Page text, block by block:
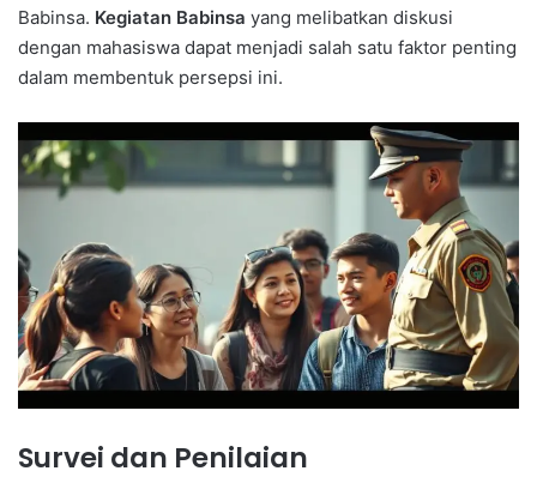
Babinsa. Kegiatan Babinsa yang melibatkan diskusi
dengan mahasiswa dapat menjadi salah satu faktor penting
dalam membentuk persepsi ini.
Survei dan Penilaian